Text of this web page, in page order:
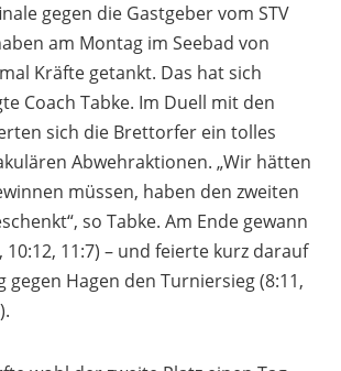
gegen die Gastgeber vom STV
am Montag im Seebad von
Kräfte getankt. Das hat sich
Coach Tabke. Im Duell mit den
sich die Brettorfer ein tolles
Abwehraktionen. „Wir hätten
müssen, haben den zweiten
so Tabke. Am Ende gewann
10:12, 11:7) – und feierte kurz darauf
gegen Hagen den Turniersieg (8:11,